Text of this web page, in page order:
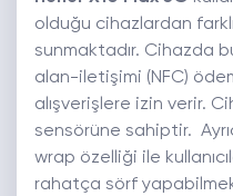
olduğu cihazlardan
sunmaktadır. Cihazda
alan-iletişimi (NFC)
alışverişlere izin verir.
sensörüne sahiptir.
wrap özelliği ile
rahatça sörf